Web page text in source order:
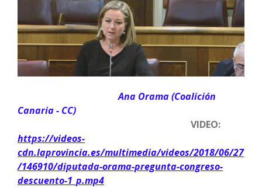
Ana Orama (Coalición
Canaria - CC)
VIDEO:
https://videos-
cdn.laprovincia.es/multimedia/videos/2018/06/27
/146910/diputada-orama-pregunta-congreso-
descuento-1_p.mp4